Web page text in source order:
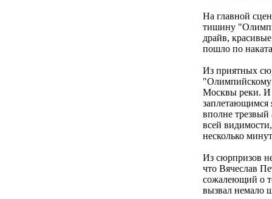
На главной
тишину
драйв,
пошло по
Из приятных
Москвы реки. И
вполне трезвый
всей
несколько
Из сюрпризов
что Вячеслав
сожалеющий о
вызвал немало